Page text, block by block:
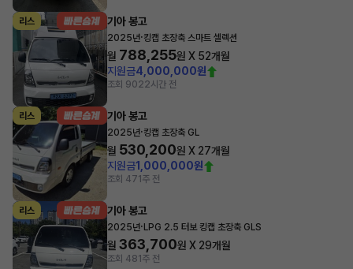
리스 기아 봉고
2025년·킹캡 초장축 스마트 셀렉션
월 788,255원 X 52개월
지원금4,000,000원
조회 9022시간 전
리스 기아 봉고
2025년·킹캡 초장축 GL
월 530,200원 X 27개월
지원금1,000,000원
조회 471주 전
리스 기아 봉고
2025년· LPG 2.5 터보 킹캡 초장축 GLS
월 363,700원 X 29개월
조회 481주 전